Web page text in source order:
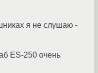
я не слушаю -
ES-250 очень